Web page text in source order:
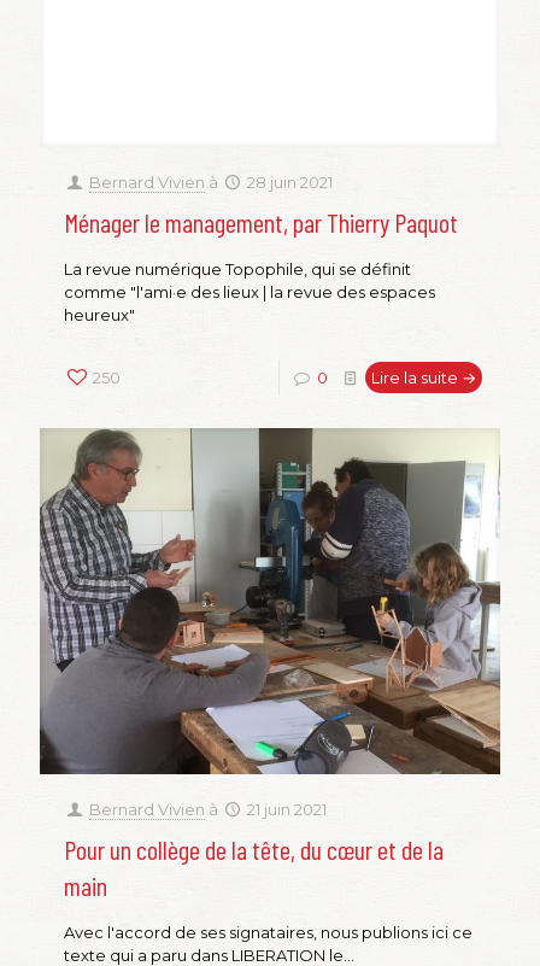
Bernard Vivien à 28 juin 2021
Ménager le management, par Thierry Paquot
La revue numérique Topophile, qui se définit
comme "l'ami·e des lieux | la revue des espaces
heureux"
250 0 Lire la suite →
Bernard Vivien à 21 juin 2021
Pour un collège de la tête, du cœur et de la
main
Avec l'accord de ses signataires, nous publions ici ce
texte qui a paru dans LIBERATION le...